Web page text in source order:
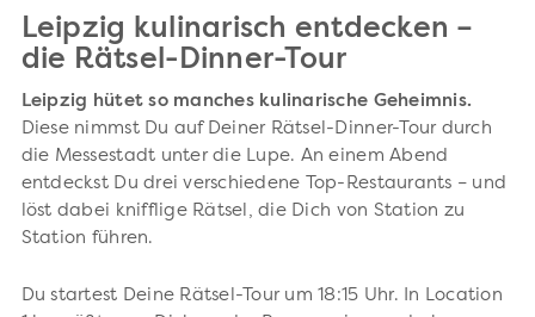
Leipzig kulinarisch entdecken –
die Rätsel-Dinner-Tour
Leipzig hütet so manches kulinarische Geheimnis.
Diese nimmst Du auf Deiner Rätsel-Dinner-Tour durch
die Messestadt unter die Lupe. An einem Abend
entdeckst Du drei verschiedene Top-Restaurants – und
löst dabei knifflige Rätsel, die Dich von Station zu
Station führen.
Du startest Deine Rätsel-Tour um 18:15 Uhr. In Location